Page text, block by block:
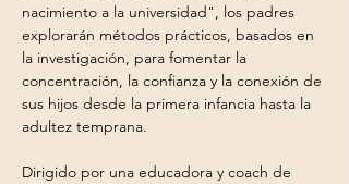
nacimiento a la universidad", los padres
explorarán métodos prácticos, basados ​​en
la investigación, para fomentar la
concentración, la confianza y la conexión de
sus hijos desde la primera infancia hasta la
adultez temprana.
Dirigido por una educadora y coach de